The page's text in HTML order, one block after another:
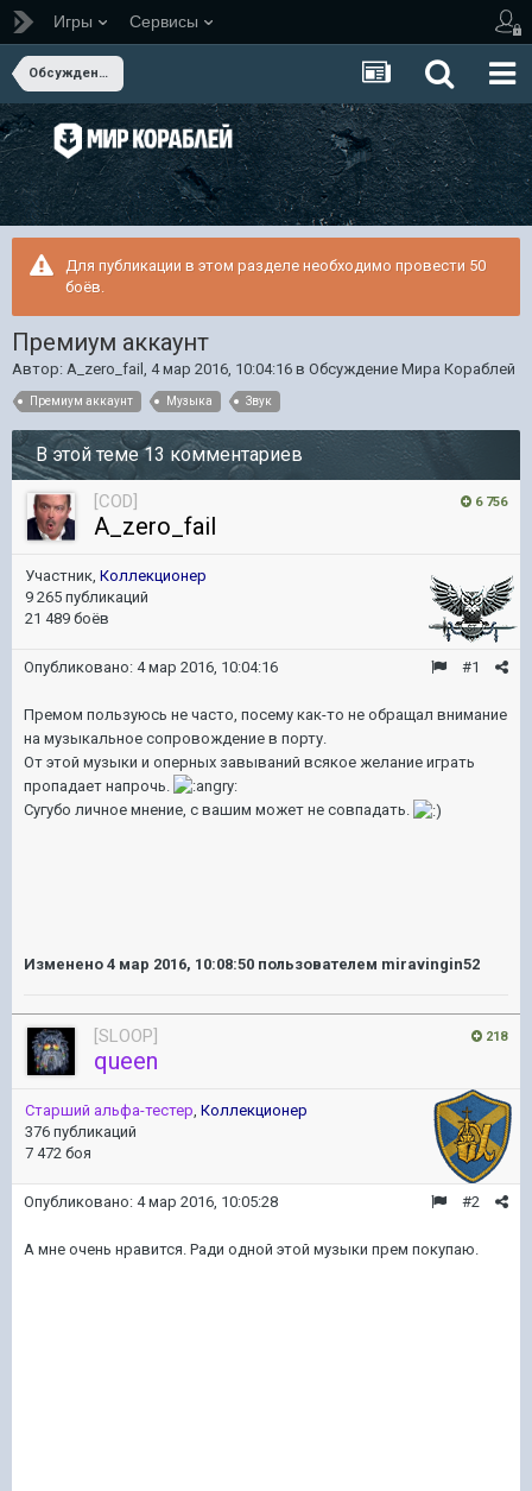
Игры Сервисы
Обсуждение Мира Кораблей
Для публикации в этом разделе необходимо провести 50
боёв.
Премиум аккаунт
Автор: A_zero_fail , 4 мар 2016, 10:04:16 в Обсуждение Мира Кораблей
Премиум аккаунт Музыка Звук
В этой теме 13 комментариев
6 756
[COD]
A_zero_fail
Участник, Коллекционер
9 265 публикаций
21 489 боёв
#1
Опубликовано: 4 мар 2016, 10:04:16
Премом пользуюсь не часто, посему как-то не обращал внимание
на музыкальное сопровождение в порту.
От этой музыки и оперных завываний всякое желание играть
пропадает напрочь.
Сугубо личное мнение, с вашим может не совпадать.
Изменено 4 мар 2016, 10:08:50 пользователем miravingin52
218
[SLOOP]
queen
Старший альфа-тестер Коллекционер
376 публикаций
7 472 боя
#2
Опубликовано: 4 мар 2016, 10:05:28
А мне очень нравится. Ради одной этой музыки прем покупаю.